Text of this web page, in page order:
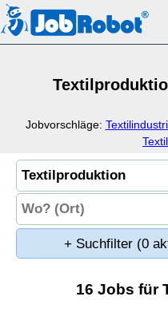
Jobvorschläge:
+ Suchfilter (0
16 Jobs für